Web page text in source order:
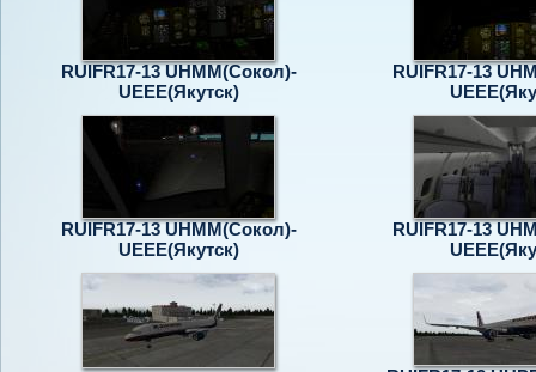
RUIFR17-13 UHMM(Сокол)-
UEEE(Якутск)
RUIFR17-13
RUIFR17-13 UHMM(Сокол)-
UEEE(Якутск)
RUIFR17-13